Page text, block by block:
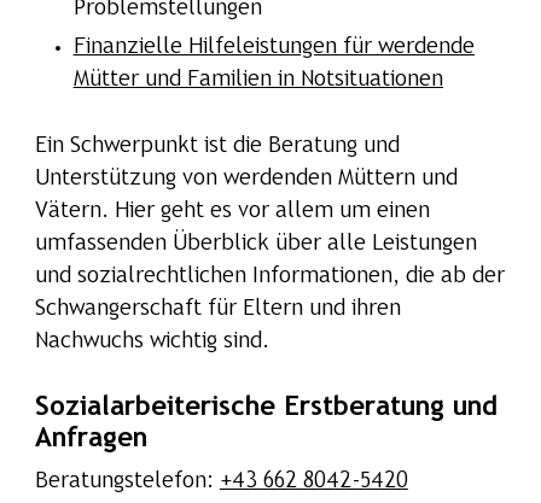
Problemstellungen
Finanzielle Hilfeleistungen für werdende
Mütter und Familien in Notsituationen
Ein Schwerpunkt ist die Beratung und
Unterstützung von werdenden Müttern und
Vätern. Hier geht es vor allem um einen
umfassenden Überblick über alle Leistungen
und sozialrechtlichen Informationen, die ab der
Schwangerschaft für Eltern und ihren
Nachwuchs wichtig sind.
Sozialarbeiterische Erstberatung und
Anfragen
Beratungstelefon: +43 662 8042-5420